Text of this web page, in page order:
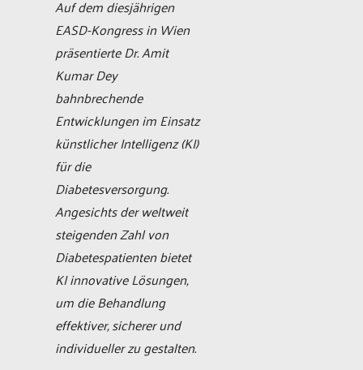
Auf dem diesjährigen
EASD-Kongress in Wien
präsentierte Dr. Amit
Kumar Dey
bahnbrechende
Entwicklungen im Einsatz
künstlicher Intelligenz (KI)
für die
Diabetesversorgung.
Angesichts der weltweit
steigenden Zahl von
Diabetespatienten bietet
KI innovative Lösungen,
um die Behandlung
effektiver, sicherer und
individueller zu gestalten.